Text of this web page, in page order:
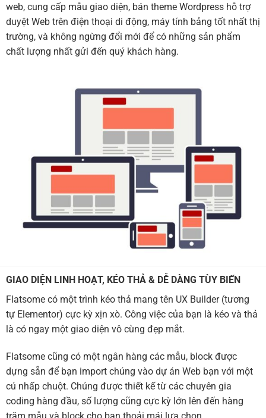
web, cung cấp mẫu giao diện, bán theme Wordpress hỗ trợ
duyệt Web trên điện thoại di động, máy tính bảng tốt nhất thị
trường, và không ngừng đổi mới để có những sản phẩm
chất lượng nhất gửi đến quý khách hàng.
GIAO DIỆN LINH HOẠT, KÉO THẢ & DỄ DÀNG TÙY BIẾN
Flatsome có một trình kéo thả mang tên UX Builder (tương
tự Elementor) cực kỳ xịn xò. Công việc của bạn là kéo và thả
là có ngay một giao diện vô cùng đẹp mắt.
Flatsome cũng có một ngân hàng các mẫu, block được
dựng sẵn để bạn import chúng vào dự án Web bạn với một
cú nhấp chuột. Chúng được thiết kế từ các chuyên gia
coding hàng đầu, số lượng cũng cực kỳ lớn lên đến hàng
trăm mẫu và block cho bạn thoải mái lựa chọn.